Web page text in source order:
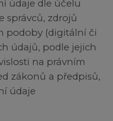
údaje dle účelu
správců, zdrojů
podoby (digitální či
údajů, podle jejich
na právním
zákonů a předpisů,
údaje